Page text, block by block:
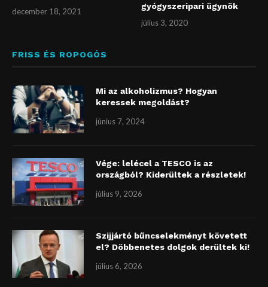
december 18, 2021
gyógyszeripari ügynök
július 3, 2020
FRISS ÉS ROPOGÓS
Mi az alkoholizmus? Hogyan
keressek megoldást?
június 7, 2024
Vége: lelécel a TESCO is az
országból? Kiderültek a részletek!
július 9, 2026
Szijjártó bűncselekményt követett
el? Döbbenetes dolgok derültek ki!
július 6, 2026